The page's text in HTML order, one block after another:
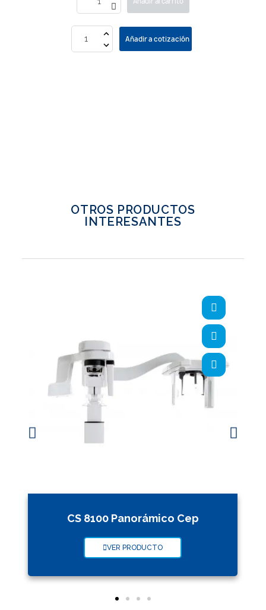
Añadir a cotización
OTROS PRODUCTOS
INTERESANTES
CS 8100 Panorámico Cep
VER PRODUCTO